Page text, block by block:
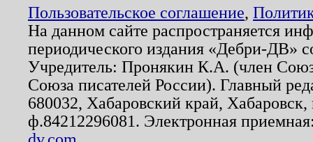
Пользовательское соглашение,
На данном сайте распространяется
периодического издания «Дебри-ДВ»
Учредитель: Пронякин К.А. (член
Союза писателей России). Главный
680032, Хабаровский край,
ф.84212296081. Электронная